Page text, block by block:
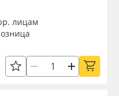
лицам